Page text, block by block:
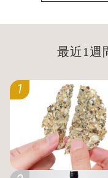
最近1週
1